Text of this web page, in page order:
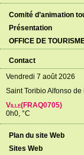
Comité d’animation
Présentation
OFFICE DE
Contact
Vendredi 7 août 2026
Saint Toribio Alfonso
Ville(FRAQ0705)
0h0, °C
Plan du site Web
Sites Web